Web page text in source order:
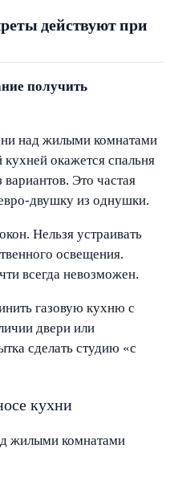
действуют при
получить
над жилыми комнатами
окажется спальня
Это частая
двушку из однушки.
Нельзя устраивать
освещения.
всегда невозможен.
газовую кухню с
двери или
сделать студию «с
кухни
жилыми комнатами